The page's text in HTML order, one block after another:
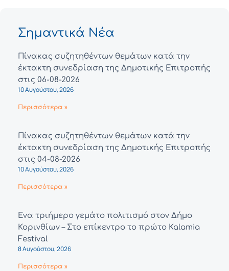
Σημαντικά Νέα
Πίνακας συζητηθέντων θεμάτων κατά την
έκτακτη συνεδρίαση της Δημοτικής Επιτροπής
στις 06-08-2026
10 Αυγούστου, 2026
Περισσότερα »
Πίνακας συζητηθέντων θεμάτων κατά την
έκτακτη συνεδρίαση της Δημοτικής Επιτροπής
στις 04-08-2026
10 Αυγούστου, 2026
Περισσότερα »
Ένα τριήμερο γεμάτο πολιτισμό στον Δήμο
Κορινθίων – Στο επίκεντρο το πρώτο Kalamia
Festival
8 Αυγούστου, 2026
Περισσότερα »